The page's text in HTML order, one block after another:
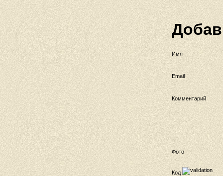
Имя
Email
Комментарий
Фото
Код